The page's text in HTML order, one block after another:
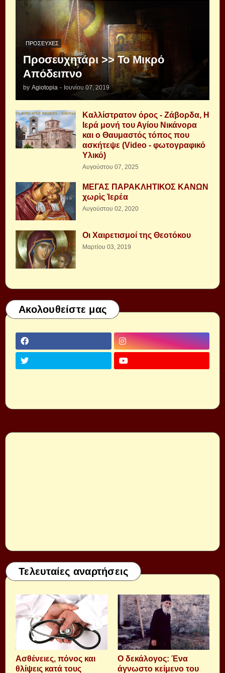
ΠΡΟΣΕΥΧΈΣ
Προσευχητάρι >> Το Μικρό
Απόδειπνο
by Agiotopia - Ιουνίου 07, 2019
Καλλίστρατον όρος - Ζάβορδα, Η
Ιερά μονή του Αγίου Νικάνορα
και ο Θαυμαστός τόπος που
ασκήτεψε (Video - φωτογραφικό
Υλικό)
Αυγούστου 07, 2025
ΜΕΓΑΣ ΠΑΡΑΚΛΗΤΙΚΟΣ ΚΑΝΩΝ
χωρὶς Ἱερέα
Αυγούστου 02, 2020
Οι Χαιρετισμοί της Θεοτόκου
Μαρτίου 03, 2019
Ακολουθείστε μας
Τελευταίες αναρτήσεις
Aσθένειες, πόνος και
θλίψεις κατά τους
Ο δεκάλογος: Ένα
άγνωστο κείμενο του